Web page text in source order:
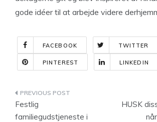
gode idéer til at arbejde videre
FACEBOOK TWITTER
PINTEREST LINKEDIN
Indlægsnavigation
Festlig
familiegudstjeneste i
HUSK